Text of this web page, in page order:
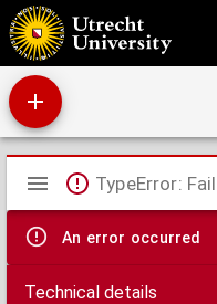
Tijdschrift van de Historische
Mirador
viewer
TypeError:
An error occurred
Technical details